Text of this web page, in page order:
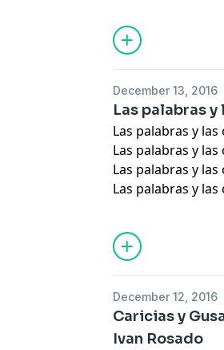
December 13, 2016
Las palabras
Las palabras y
Las palabras y
Las palabras y
Las palabras y
December 12, 2016
Caricias y
Ivan Rosado